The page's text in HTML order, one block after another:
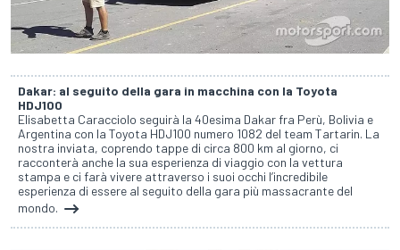
Dakar: al seguito della gara in macchina con la Toyota
HDJ100
Elisabetta Caracciolo seguirà la 40esima Dakar fra Perù, Bolivia e
Argentina con la Toyota HDJ100 numero 1082 del team Tartarin. La
nostra inviata, coprendo tappe di circa 800 km al giorno, ci
racconterà anche la sua esperienza di viaggio con la vettura
stampa e ci farà vivere attraverso i suoi occhi l’incredibile
esperienza di essere al seguito della gara più massacrante del
mondo.